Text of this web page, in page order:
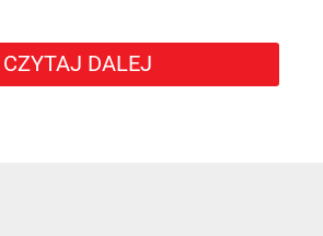
CZYTAJ DALEJ